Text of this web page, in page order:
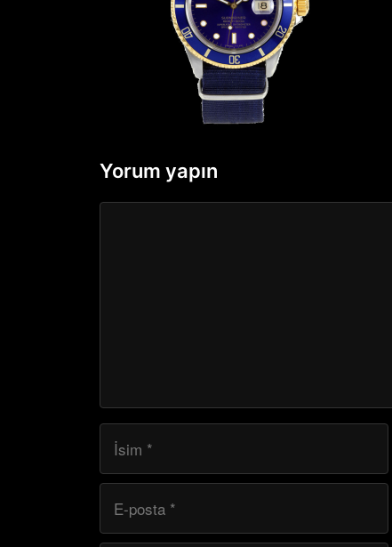
Yorum yapın
posta